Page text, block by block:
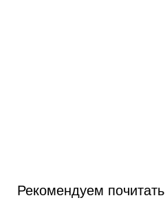
Рекомендуем почитать